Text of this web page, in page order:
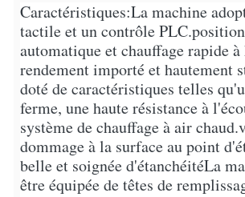
Caractéristiques:La machine
tactile et un contrôle PLC.
automatique et chauffage rapide à
rendement importé et hautement
doté de caractéristiques telles
ferme, une haute résistance à
système de chauffage à air chaud.
dommage à la surface au point
belle et soignée d'étanchéitéLa
être équipée de têtes de